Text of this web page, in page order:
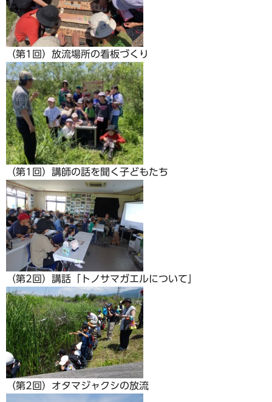
（第1回）放流場所の看板づくり
（第1回）講師の話を聞く子どもたち
（第2回）講話「トノサマガエルについて」
（第2回）オタマジャクシの放流